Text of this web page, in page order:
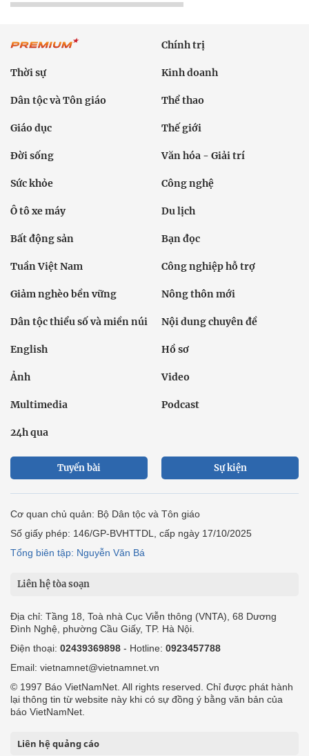
Chính trị
Thời sự Kinh doanh
Dân tộc và Tôn giáo Thể thao
Giáo dục Thế giới
Đời sống Văn hóa - Giải trí
Sức khỏe Công nghệ
Ô tô xe máy Du lịch
Bất động sản Bạn đọc
Tuần Việt Nam Công nghiệp hỗ trợ
Giảm nghèo bền vững Nông thôn mới
Dân tộc thiểu số và miền núi Nội dung chuyên đề
English Hồ sơ
Ảnh Video
Multimedia Podcast
24h qua
Tuyến bài Sự kiện
Cơ quan chủ quản: Bộ Dân tộc và Tôn giáo
Số giấy phép: 146/GP-BVHTTDL, cấp ngày 17/10/2025
Tổng biên tập: Nguyễn Văn Bá
Liên hệ tòa soạn
Địa chỉ: Tầng 18, Toà nhà Cục Viễn thông (VNTA), 68 Dương
Đình Nghệ, phường Cầu Giấy, TP. Hà Nội.
Điện thoại: 02439369898 - Hotline: 0923457788
Email: vietnamnet@vietnamnet.vn
© 1997 Báo VietNamNet. All rights reserved. Chỉ được phát hành
lại thông tin từ website này khi có sự đồng ý bằng văn bản của
báo VietNamNet.
Liên hệ quảng cáo